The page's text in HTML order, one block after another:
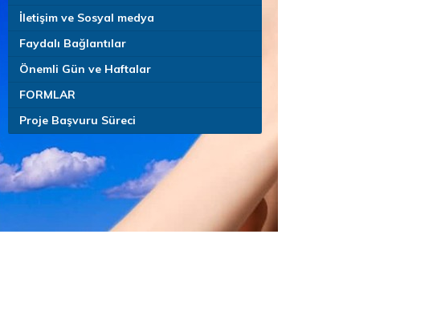
İletişim ve Sosyal medya
Faydalı Bağlantılar
Önemli Gün ve Haftalar
FORMLAR
Proje Başvuru Süreci